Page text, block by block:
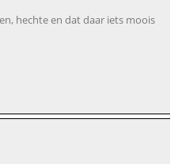
hechte en dat daar iets moois